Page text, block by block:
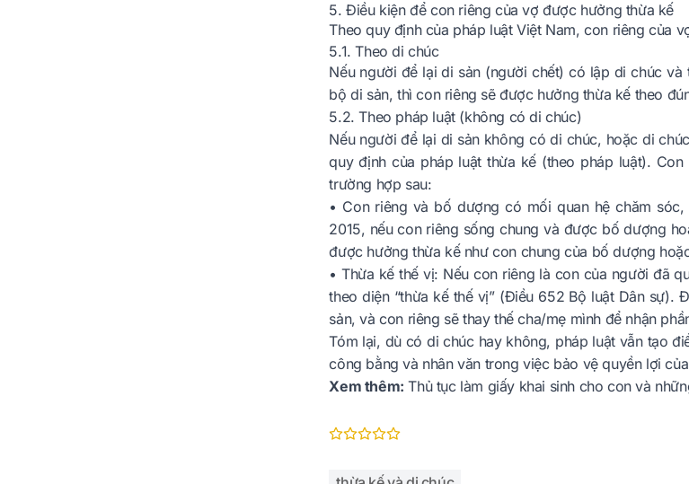
5. Điều kiện để con riêng của vợ được hưởng thừa kế
Theo quy định của pháp luật Việt Nam, con riêng của
5.1. Theo di chúc
Nếu người để lại di sản (người chết) có lập di chúc
bộ di sản, thì con riêng sẽ được hưởng thừa kế theo
5.2. Theo pháp luật (không có di chúc)
Nếu người để lại di sản không có di chúc, hoặc di
quy định của pháp luật thừa kế (theo pháp luật).
trường hợp sau:
• Con riêng và bố dượng có mối quan hệ chăm
2015, nếu con riêng sống chung và được bố dượng
được hưởng thừa kế như con chung của bố dượng
• Thừa kế thế vị: Nếu con riêng là con của người đã
theo diện “thừa kế thế vị” (Điều 652 Bộ luật Dân
sản, và con riêng sẽ thay thế cha/mẹ mình để nhận
Tóm lại, dù có di chúc hay không, pháp luật vẫn tạo
công bằng và nhân văn trong việc bảo vệ quyền lợi
Xem thêm: Thủ tục làm giấy khai sinh cho con và